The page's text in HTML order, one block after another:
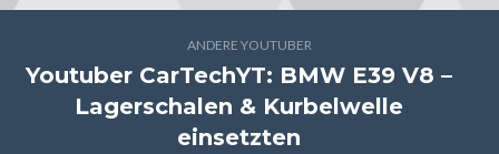
ANDERE YOUTUBER
Youtuber CarTechYT: BMW E39 V8 –
Lagerschalen & Kurbelwelle
einsetzten